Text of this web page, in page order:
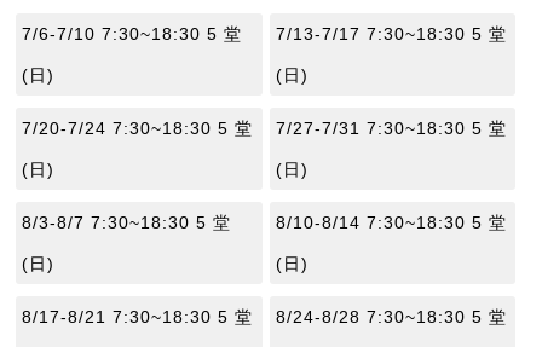
7/6-7/10 7:30~18:30 5 堂
(日)
7/13-7/17 7:30~18:30 5 堂
(日)
7/20-7/24 7:30~18:30 5 堂
(日)
7/27-7/31 7:30~18:30 5 堂
(日)
8/3-8/7 7:30~18:30 5 堂
(日)
8/10-8/14 7:30~18:30 5 堂
(日)
8/17-8/21 7:30~18:30 5 堂 8/24-8/28 7:30~18:30 5 堂